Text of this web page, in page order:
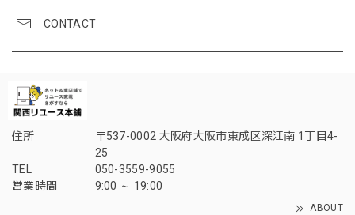
CONTACT
住所
〒537-0002 大阪府大阪市東成区深江南 1丁目4-
25
TEL
050-3559-9055
営業時間
9:00 ～ 19:00
ABOUT